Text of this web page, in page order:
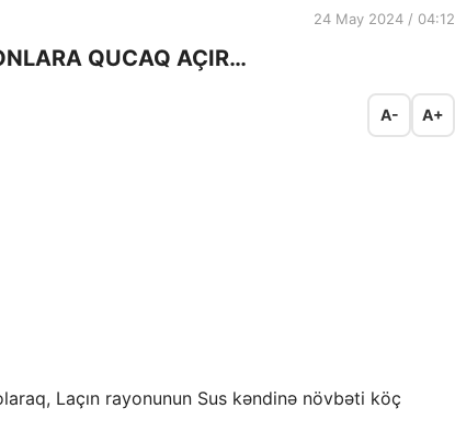
24 May 2024 / 04:12
QUCAQ AÇIR…
A- A+
Laçın rayonunun Sus kəndinə növbəti köç